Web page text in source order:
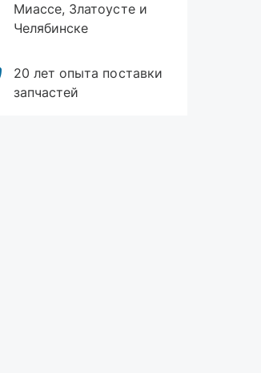
Миассе, Златоусте и
Челябинске
20 лет опыта поставки
запчастей